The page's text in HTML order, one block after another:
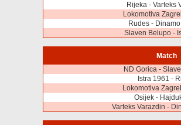
Rijeka - Varteks
Lokomotiva
Rudes -
Slaven Belupo -
Match
ND Gorica -
Istra 1961 -
Lokomotiva
Osijek -
Varteks Varazdin -